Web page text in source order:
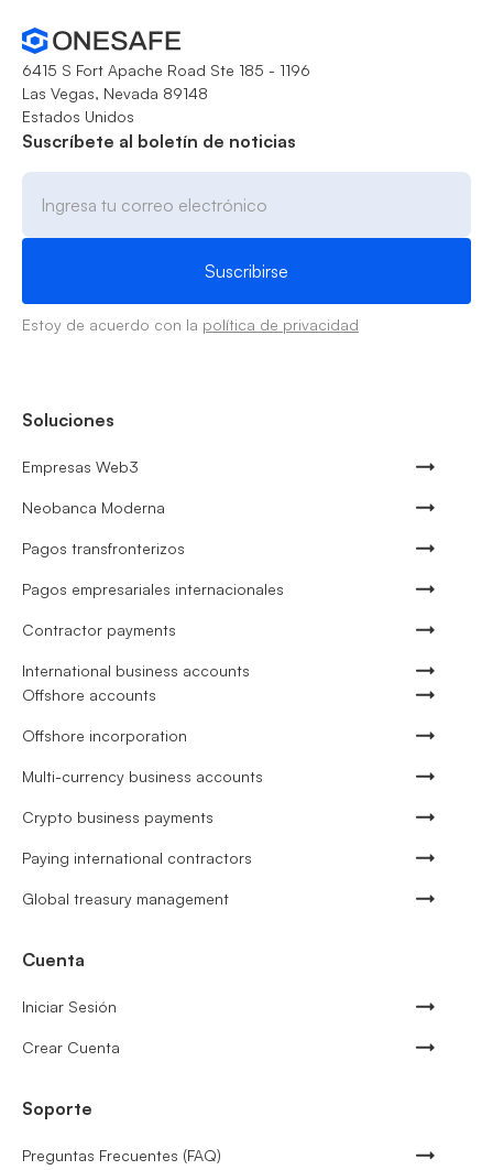
6415 S Fort Apache Road Ste 185 - 1196
Las Vegas, Nevada 89148
Estados Unidos
Suscríbete al boletín de noticias
Estoy de acuerdo con la política de privacidad
Soluciones
Empresas Web3
Neobanca Moderna
Pagos transfronterizos
Pagos empresariales internacionales
Contractor payments
International business accounts
Offshore accounts
Offshore incorporation
Multi-currency business accounts
Crypto business payments
Paying international contractors
Global treasury management
Cuenta
Iniciar Sesión
Crear Cuenta
Soporte
Preguntas Frecuentes (FAQ)